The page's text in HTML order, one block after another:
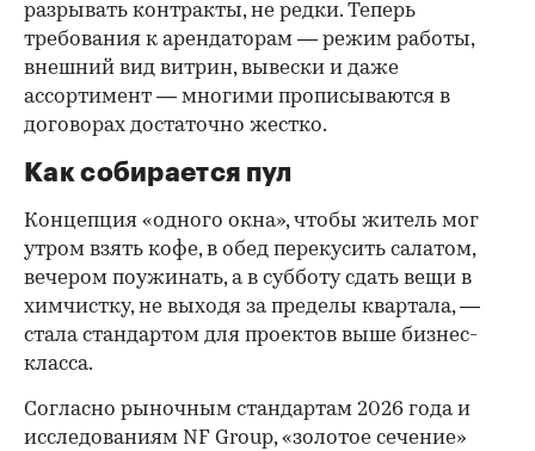
разрывать контракты, не редки. Теперь
требования к арендаторам — режим работы,
внешний вид витрин, вывески и даже
ассортимент — многими прописываются в
договорах достаточно жестко.
Как собирается пул
Концепция «одного окна», чтобы житель мог
утром взять кофе, в обед перекусить салатом,
вечером поужинать, а в субботу сдать вещи в
химчистку, не выходя за пределы квартала, —
стала стандартом для проектов выше бизнес-
класса.
Согласно рыночным стандартам 2026 года и
исследованиям NF Group, «золотое сечение»